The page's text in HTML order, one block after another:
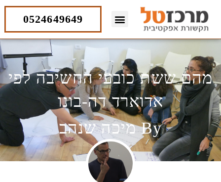
לתוכן
0524649649
מהם ששת כובעי החשיבה לפי
אדוארד דה-בונו
Byמיכה שנהב